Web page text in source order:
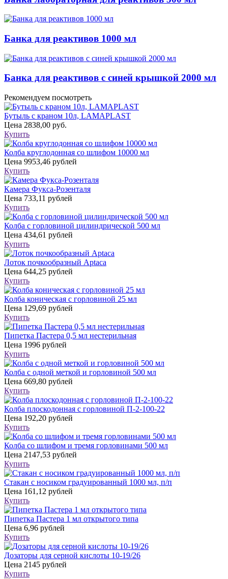
Банка для реактивов 1000 мл
Банка для реактивов с синей крышкой 2000 мл
Рекомендуем посмотреть
Бутыль с краном 10л, LAMAPLAST
Цена 2838,00 руб.
Купить
Колба круглодонная со шлифом 10000 мл
Цена 9953,46 рублей
Купить
Камера Фукса-Розенталя
Цена 733,11 рублей
Купить
Колба с горловиной цилиндрической 500 мл
Цена 434,61 рублей
Купить
Лоток почкообразный Aptaca
Цена 644,25 рублей
Купить
Колба коническая с горловиной 25 мл
Цена 129,69 рублей
Купить
Пипетка Пастера 0,5 мл нестерильная
Цена 1996 рублей
Купить
Колба с одной меткой и горловиной 500 мл
Цена 669,80 рублей
Купить
Колба плоскодонная с горловиной П-2-100-22
Цена 192,20 рублей
Купить
Колба со шлифом и тремя горловинами 500 мл
Цена 2147,53 рублей
Купить
Стакан с носиком градуированный 1000 мл, п/п
Цена 161,12 рублей
Купить
Пипетка Пастера 1 мл открытого типа
Цена 6,96 рублей
Купить
Дозаторы для серной кислоты 10-19/26
Цена 2145 рублей
Купить